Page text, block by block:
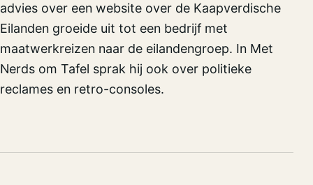
advies over een website over de Kaapverdische
Eilanden groeide uit tot een bedrijf met
maatwerkreizen naar de eilandengroep. In Met
Nerds om Tafel sprak hij ook over politieke
reclames en retro-consoles.